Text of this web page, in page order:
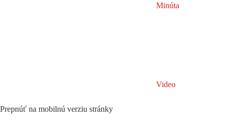
Minúta
Video
Prepnúť na mobilnú verziu stránky